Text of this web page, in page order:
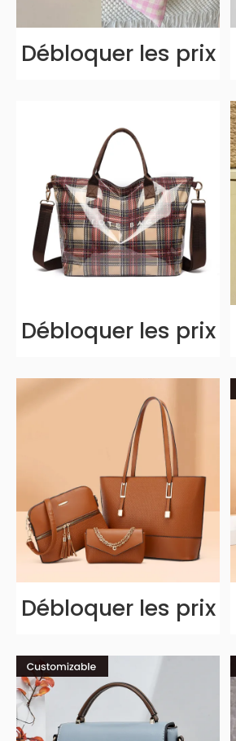
Débloquer les prix
Débloquer les prix
Débloquer les prix